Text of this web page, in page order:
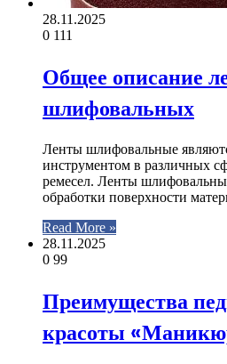
28.11.2025
0 111
Общее описание
шлифовальных
Ленты шлифовальные
инструментом в различных
ремесел. Ленты
обработки поверхности
Read More »
28.11.2025
0 99
Преимущества
красоты